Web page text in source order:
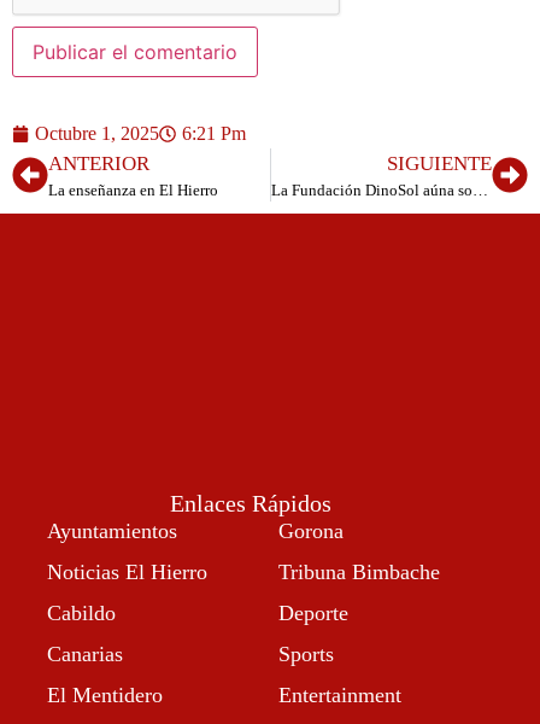
Octubre 1, 2025 6:21 Pm
ANTERIOR
La enseñanza en El Hierro
SIGUIENTE
Enlaces Rápidos
Ayuntamientos
Noticias El Hierro
Cabildo
Canarias
El Mentidero
Gorona
Tribuna Bimbache
Deporte
Sports
Entertainment